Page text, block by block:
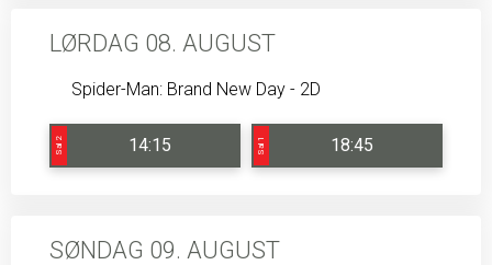
LØRDAG 08. AUGUST
Spider-Man: Brand New Day - 2D
Sal 2 14:15 Sal 1 18:45
SØNDAG 09. AUGUST